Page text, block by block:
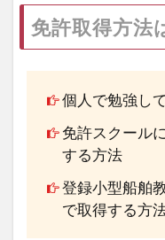
免許取得方法
個人で勉強し
免許スクール
する方法
登録小型船舶
で取得する方